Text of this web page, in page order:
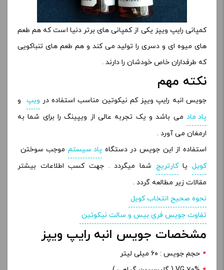
کمپانی رایپ ویپز یکی از کمپانی های برتر دنیا است که هم طعم
های میوه ای و دسری را تولید می کند و هم طعم های تنباکویی
که طرفداران خاص خودشان را دارند .
نکته مهم
جویس انبه رایپ ویپز کم نیکوتین مناسب استفاده در ویپ و
پاد ماد می باشد و یک تجربه عالی از ویپینگ را برای شما به
ارمغان می آورد .
استفاده از این جویس در دستگاه پاد سیستم موجب سوختن
کویلیاکارتریج شما میگردد . جهت کسب اطلاعات بیشتر
مقالات زیر مطالعه گردد .
نحوه صحیح انتخاب کویل
تفاوت جویس فری بیس و سالت نیکوتین
مشخصات جویس انبه رایپ ویپز
حجم جویس : ۶۰ میلی لیتر